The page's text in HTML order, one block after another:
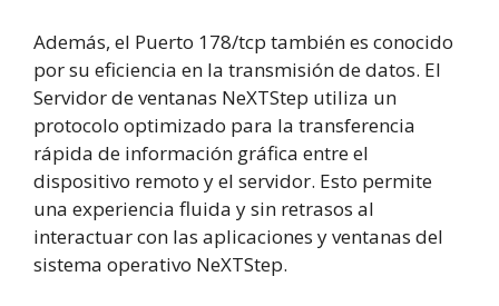
Además, el Puerto 178/tcp también es conocido
por su eficiencia en la transmisión de datos. El
Servidor de ventanas NeXTStep utiliza un
protocolo optimizado para la transferencia
rápida de información gráfica entre el
dispositivo remoto y el servidor. Esto permite
una experiencia fluida y sin retrasos al
interactuar con las aplicaciones y ventanas del
sistema operativo NeXTStep.